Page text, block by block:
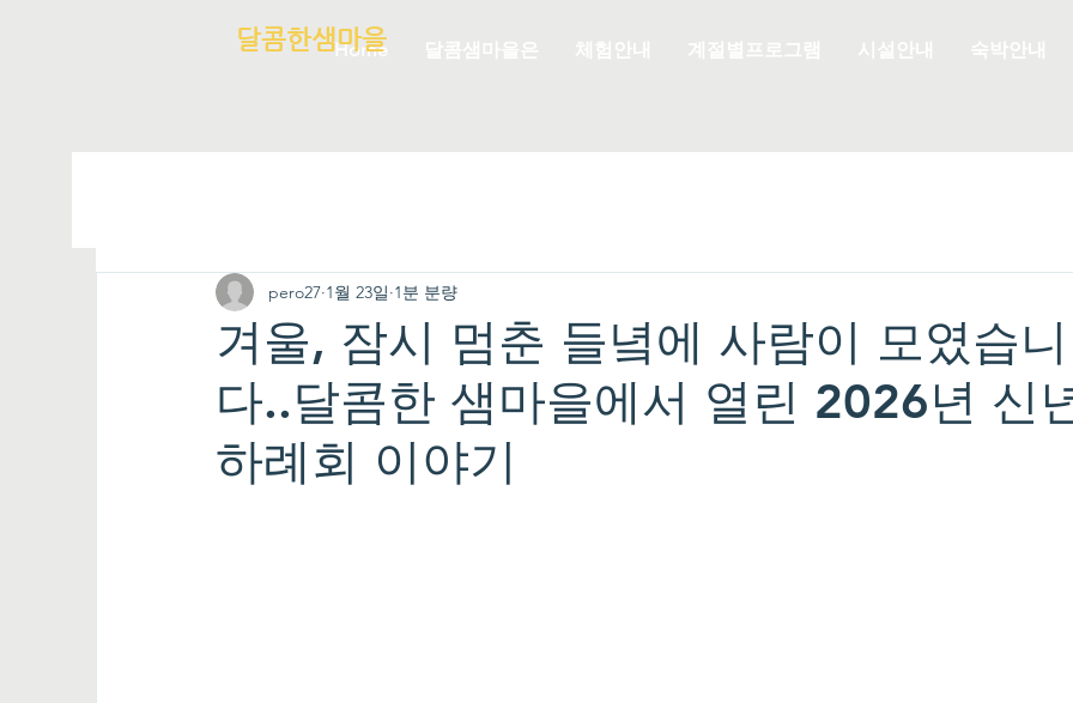
달콤한샘마을
Home
겨울, 잠시 멈춘 들녘에 사람이 모였습니
다..달콤한 샘마을에서 열린 2026년 신
하례회 이야기
pero27 1월 23일 1분 분량